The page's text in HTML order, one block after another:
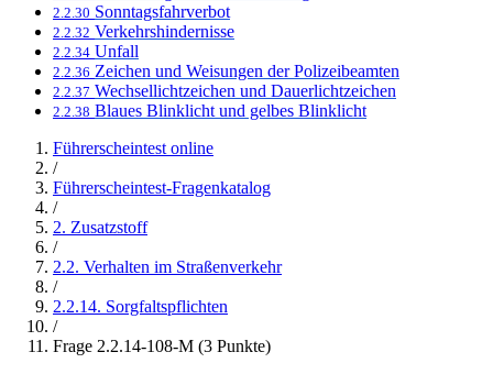
2.2.30 Sonntagsfahrverbot
2.2.32 Verkehrshindernisse
2.2.34 Unfall
2.2.36 Zeichen und Weisungen der Polizeibeamten
2.2.37 Wechsellichtzeichen und Dauerlichtzeichen
2.2.38 Blaues Blinklicht und gelbes Blinklicht
Führerscheintest online
/
Führerscheintest-Fragenkatalog
/
2. Zusatzstoff
/
2.2. Verhalten im Straßenverkehr
/
2.2.14. Sorgfaltspflichten
/
Frage 2.2.14-108-M (3 Punkte)